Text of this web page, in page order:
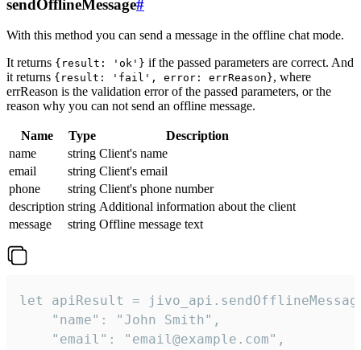
sendOfflineMessage#
With this method you can send a message in the offline chat mode.
It returns {result: 'ok'} if the passed parameters are correct. And
it returns {result: 'fail', error: errReason}, where
errReason is the validation error of the passed parameters, or the
reason why you can not send an offline message.
Name Type
Description
name
string Client's name
email
string Client's email
phone
string Client's phone number
description string Additional information about the client
message
string Offline message text
let apiResult =
    "name": "John Smith",
    "email": "email@example.com",